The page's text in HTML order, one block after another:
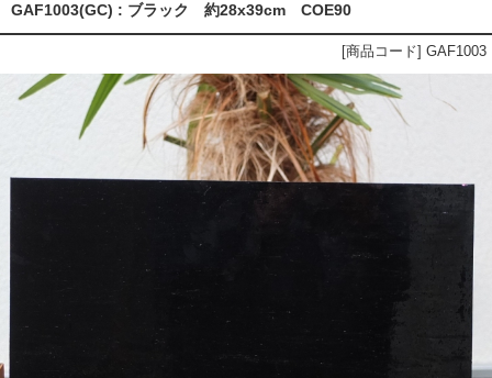
GAF1003(GC) : ブラック 約28x39cm COE90
[商品コード] GAF1003